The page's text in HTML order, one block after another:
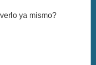
ya mismo?